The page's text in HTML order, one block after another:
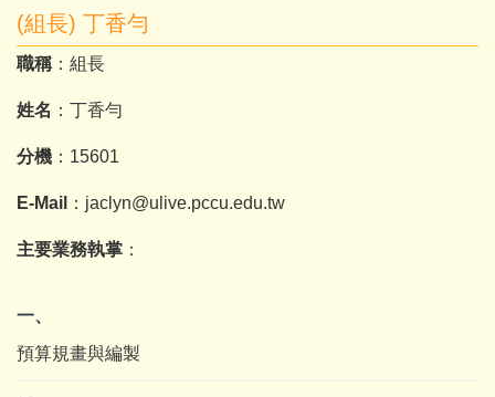
(組長) 丁香勻
職稱 ：組長
姓名 ：丁香勻
分機 ：15601
E-Mail ：jaclyn@ulive.pccu.edu.tw
主要業務執掌 ：
一、
預算規畫與編製